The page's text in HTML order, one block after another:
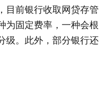
目前银行收取网贷存管
为固定费率，一种会根
级。此外，部分银行还